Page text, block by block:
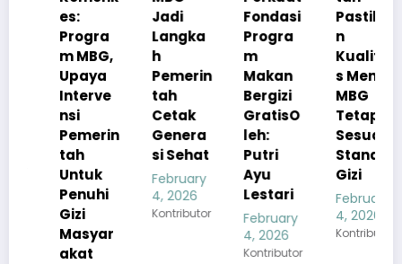
Progra
m MBG,
Upaya
Interve
Pemerin
Untuk
Penuhi
Masyar
akat
Jadi
Langka
Pemerin
Cetak
Genera
si Sehat
February
4, 2026
Kontributor
Fondasi
Progra
Makan
Bergizi
GratisO
Putri
Ayu
Lestari
February
4, 2026
Kontributor
Pastika
Kualita
s Menu
MBG
Tetap
Sesuai
Standar
February
4, 2026
Kontributor